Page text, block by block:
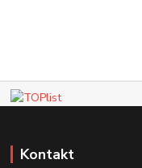
Kontakt